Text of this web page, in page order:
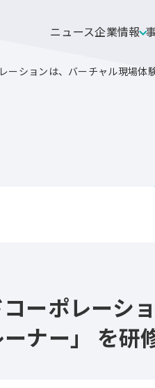
ニュース企業情報
ーションは、バーチャル現場
ーポレーシ
ナー」 を研